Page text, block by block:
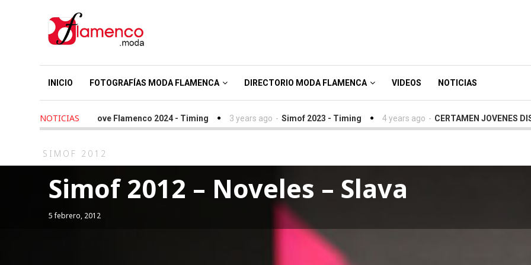
INICIO FOTOGRAFÍAS MODA FLAMENCA DIRECTORIO MODA FLAMENCA VIDEOS NOTICIAS
NOTICIAS
We Love Flamenco 2024 - Timing 3 years ago - Simof 2023 - Timing 4 years ago - CERTAMEN JOVENES
SIMOF 2012
Simof 2012 – Noveles – Slava
5 febrero, 2012